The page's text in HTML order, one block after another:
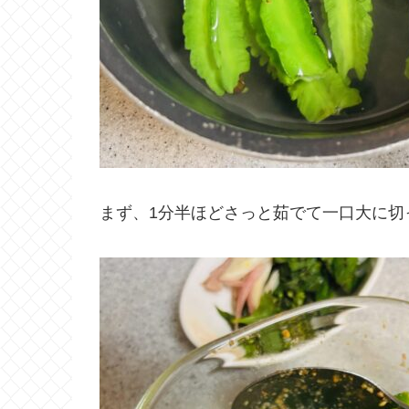
まず、1分半ほどさっと茹でて一口大に切